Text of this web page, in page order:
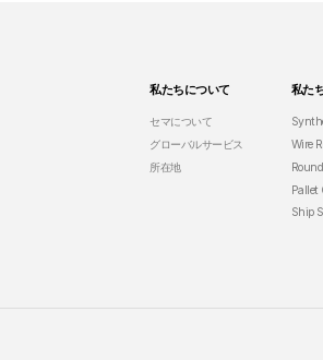
私たちについて
セマについて
グローバルサービス
所在地
私た
Wire
Pallet
Ship